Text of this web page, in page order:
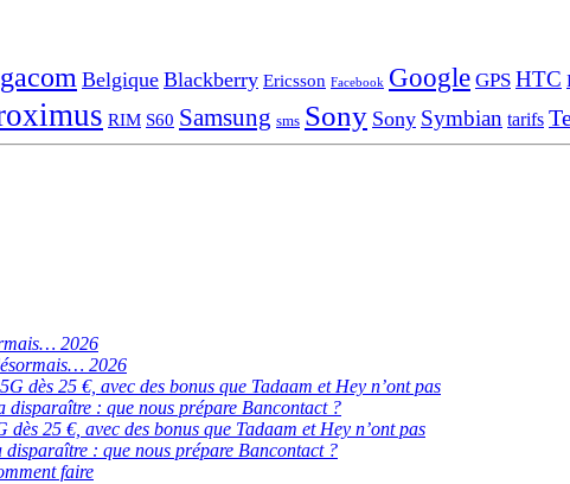
Belgique Blackberry Ericsson Facebook Google GPS HTC
RIM S60 Samsung sms Sony Sony Symbian tarifs
2026
2026
dès 25 €, avec des bonus que Tadaam et Hey n’ont pas
: que nous prépare Bancontact ?
25 €, avec des bonus que Tadaam et Hey n’ont pas
: que nous prépare Bancontact ?
faire